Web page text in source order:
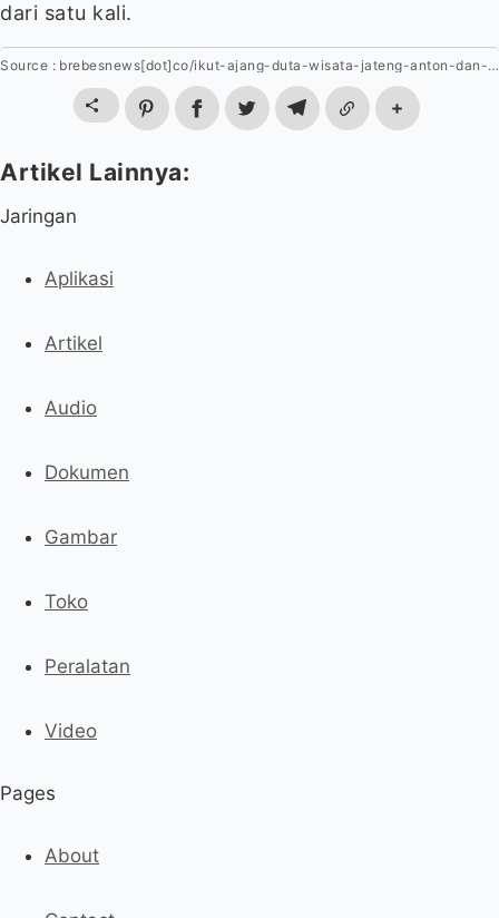
dari satu kali.
brebesnews[dot]co/ikut-ajang-duta-wisata-jateng-anton-dan-aulia-butuh-dukungan-vote-warga-brebes
Jaringan
Aplikasi
Artikel
Audio
Dokumen
Gambar
Toko
Peralatan
Video
Pages
About